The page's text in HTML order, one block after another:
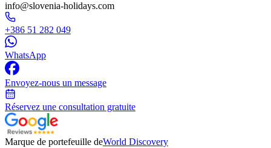
info@slovenia-holidays.com
+386 51 282 049
WhatsApp
Envoyez-nous un message
Réservez une consultation gratuite
Marque de portefeuille deWorld Discovery